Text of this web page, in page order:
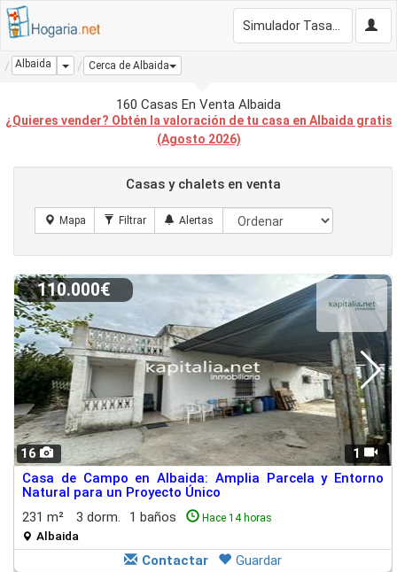
Albaida Dropdown
Cerca de Albaida
160 Casas En Venta Albaida
¿Quieres vender? Obtén la valoración de tu casa en Albaida gratis
(Agosto 2026)
Casas y chalets en venta
16 1
110.000€
Casa de Campo en Albaida: Amplia Parcela y Entorno
Natural para un Proyecto Único
231 m²
3 dorm. 1 baños Hace 14 horas
Albaida
Contactar Guardar